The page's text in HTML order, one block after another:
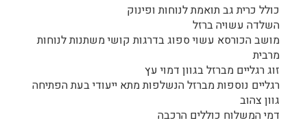
כולל כרית גב תואמת לנוחות ופינוק
השלדה עשויה ברזל
מושב הכורסא עשוי ספוג בדרגות קושי משתנות לנוחות
מרבית
זוג רגליים מברזל בגוון דמוי עץ
רגליים נוספות מברזל הנשלפות מתא ייעודי בעת הפתיחה
גוון צהוב
דמי המשלוח כוללים הרכבה